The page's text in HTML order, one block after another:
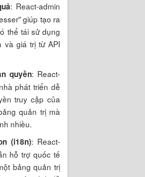
: React-admin
giúp tạo ra
thể tái sử dụng
và giá trị từ API
quyền: React-
phát triển dễ
truy cập của
quản trị mà
nhiều.
(i18n): React-
hỗ trợ quốc tế
bảng quản trị